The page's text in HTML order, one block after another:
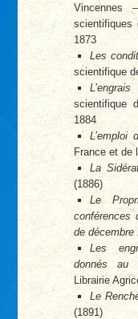
Vincennes
scientifiques
1873
Les
scientifique
scientifique
1884
L’emploi
France et de
La
(1886)
Le
conférences
de
Les
donnés au
Librairie
Le
(1891)